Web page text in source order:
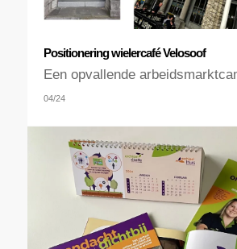
Positionering wielercafé Velosoof
Een opvallende
04/24